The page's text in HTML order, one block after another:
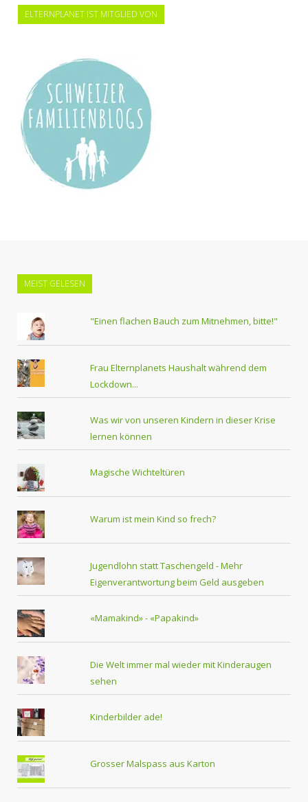
ELTERNPLANET IST MITGLIED VON
MEIST GELESEN
"Einen flachen Bauch zum Mitnehmen, bitte!"
Frau Elternplanets Haushalt während dem
Lockdown...
Was wir von unseren Kindern in dieser Krise
lernen können
Magische Wichteltüren
Warum ist mein Kind so frech?
Jugendlohn statt Taschengeld - Mehr
Eigenverantwortung beim Geld ausgeben
«Mamakind» - «Papakind»
Die Welt immer mal wieder mit Kinderaugen
sehen
Kinderbilder ade!
Grosser Malspass aus Karton